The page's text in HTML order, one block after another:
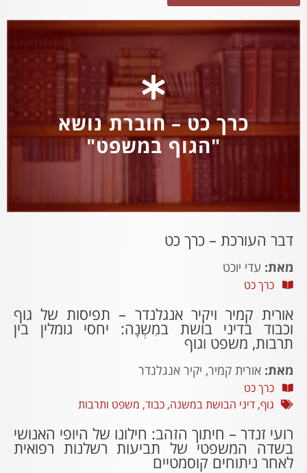
כרך כט – חוברת נושא
"הגוף במשפט"
דבר העורכת – כרך כט
מאת: עדי יוכט
כרך כט
אורית קמיר ויקיר אנגלנדר – תפיסות של גוף
וכבוד בדיני בושת במִשְנָה: יחסי גומלין בין
תרבות, משפט וגוף
מאת: אורית קמיר, יקיר אנגלנדר
כרך כט
גוף, דיני הבושת במשנה, כבוד, משפט ותרבות
רועי זנדר – חיתוך הזהב: חילונו של היופי האנושי
בשדה המשפטי של תביעות רשלנות רפואית
לאחר ניתוחים קוסמטיים